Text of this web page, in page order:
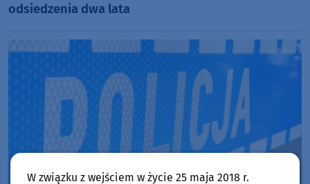
odsiedzenia dwa lata
W związku z wejściem w życie 25 maja 2018 r.